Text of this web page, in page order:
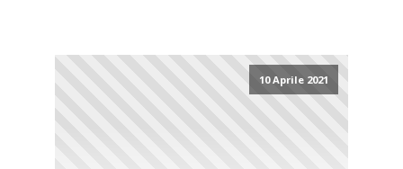
10 Aprile 2021